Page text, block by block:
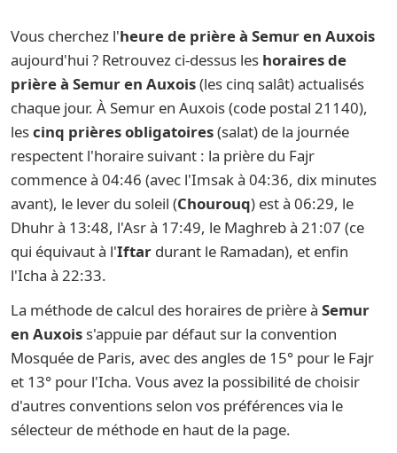
Vous cherchez l'heure de prière à Semur en Auxois
aujourd'hui ? Retrouvez ci-dessus les horaires de
prière à Semur en Auxois(les cinq salât) actualisés
chaque jour. À Semur en Auxois (code postal 21140),
lescinq prières obligatoires(salat) de la journée
respectent l'horaire suivant : la prière du Fajr
commence à 04:46 (avec l'Imsak à 04:36, dix minutes
avant), le lever du soleil (Chourouq) est à 06:29, le
Dhuhr à 13:48, l'Asr à 17:49, le Maghreb à 21:07 (ce
qui équivaut à l'Iftar durant le Ramadan), et enfin
l'Icha à 22:33.
La méthode de calcul des horaires de prière à Semur
en Auxois s'appuie par défaut sur la convention
Mosquée de Paris, avec des angles de 15° pour le Fajr
et 13° pour l'Icha. Vous avez la possibilité de choisir
d'autres conventions selon vos préférences via le
sélecteur de méthode en haut de la page.